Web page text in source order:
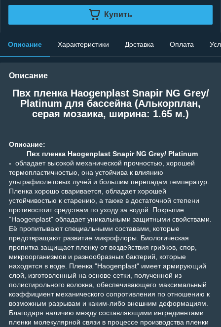
Купить
Описание Характеристики Доставка Оплата
Описание
Пвх пленка Haogenplast Snapir NG Grey/
Platinum для бассейна (Алькорплан,
серая мозаика, ширина: 1.65 м.)
Описание:
Пвх пленка Haogenplast Snapir NG Grey/ Platinum
- обладает высокой механической прочностью, хорошей
термопластичностью, она устойчива к влиянию
ультрафиолетовых лучей и большим перепадам температур.
Пленка хорошо сваривается, обладает хорошей
устойчивостью к старению, а также в достаточной степени
противостоит средствам по уходу за водой. Покрытие
"Haogenplast" обладает уникальными защитными свойствами.
Её пропитывают специальными составами, которые
предотвращают развитие микрофлоры. Биологическая
пропитка защищает пленку от воздействия грибков, спор,
микроорганизмов и разнообразных бактерий, которые
находятся в воде. Пленка "Haogenplast" имеет армирующий
слой, изготовленный на основе сетки, полученной из
полистирольного волокна, обеспечивающего максимальный
коэффициент механического сопротивления по отношению к
возможным разрывам и каким-либо внешним деформациям.
Благодаря наличию между составляющими ингредиентами
пленки молекулярной связи в процессе производства пленки